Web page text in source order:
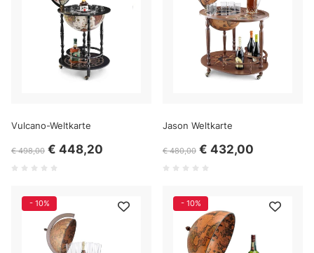
Vulcano-Weltkarte
€ 498,00 € 448,20
Jason Weltkarte
€ 480,00 € 432,00
- 10% - 10%